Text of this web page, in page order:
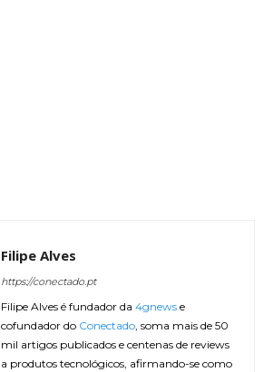
Filipe Alves
https://conectado.pt
Filipe Alves é fundador da 4gnews e
cofundador do Conectado, soma mais de 50
mil artigos publicados e centenas de reviews
a produtos tecnológicos, afirmando-se como